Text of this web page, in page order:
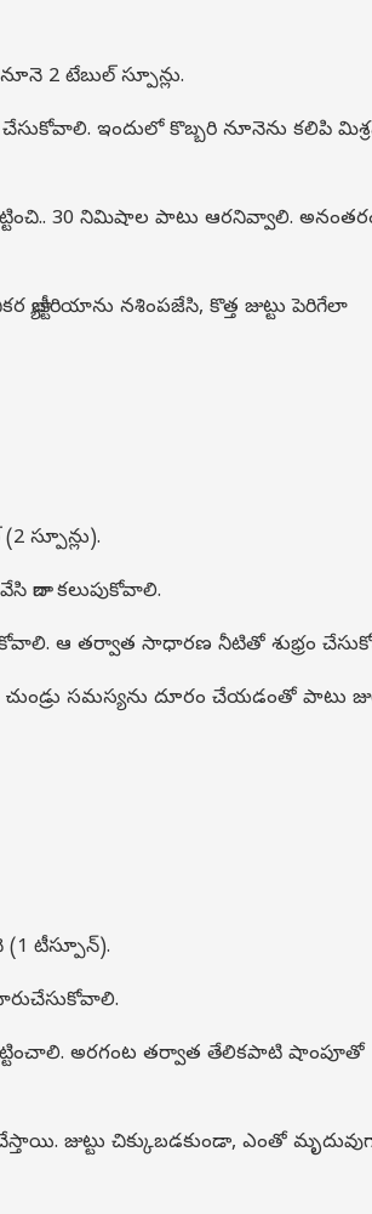
2 టేబుల్ స్పూన్లు.
ఇందులో కొబ్బరి నూనెను కలిపి
30 నిమిషాల పాటు ఆరనివ్వాలి.
నశింపజేసి, కొత్త జుట్టు పెరిగేలా
స్పూన్లు).
బాగా కలుపుకోవాలి.
ఆ తర్వాత సాధారణ నీటితో శుభ్రం
సమస్యను దూరం చేయడంతో పాటు
(1 టీస్పూన్).
అరగంట తర్వాత తేలికపాటి షాంపూతో
జుట్టు చిక్కుబడకుండా, ఎంతో